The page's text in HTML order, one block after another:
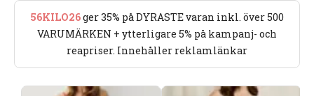
56KILO26ger 35% på DYRASTE varan inkl. över 500
VARUMÄRKEN + ytterligare 5% på kampanj- och
reapriser. Innehåller reklamlänkar